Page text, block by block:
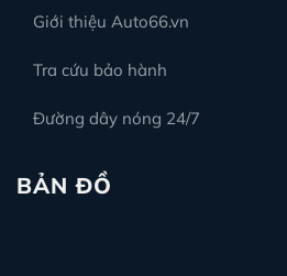
Giới thiệu Auto66.vn
Tra cứu bảo hành
Đường dây nóng 24/7
BẢN ĐỒ